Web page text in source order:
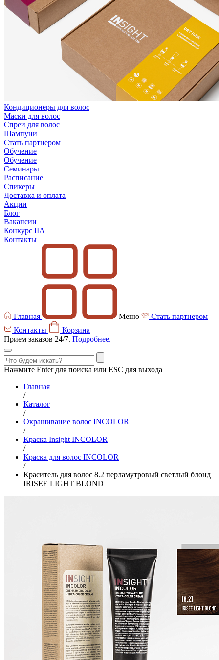
Кондиционеры для волос
Маски для волос
Спреи для волос
Шампуни
Стать партнером
Обучение
Обучение
Семинары
Расписание
Спикеры
Доставка и оплата
Акции
Блог
Вакансии
Конкурс IIA
Контакты
Главная Меню
Стать партнером
Контакты
Корзина
Прием заказов 24/7. Подробнее.
Нажмите Enter для поиска или ESC для выхода
Главная
/
Каталог
/
Окрашивание волос INCOLOR
/
Краска Insight INCOLOR
/
Краска для волос INCOLOR
/
Краситель для волос 8.2 перламутровый светлый блонд
IRISEE LIGHT BLOND